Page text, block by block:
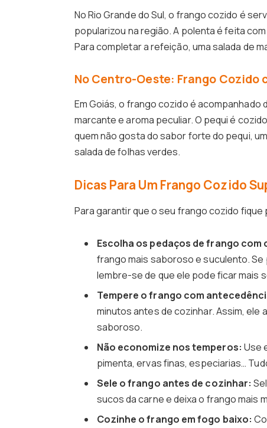
No Rio Grande do Sul, o frango cozido é
popularizou na região. A polenta é feita
Para completar a refeição, uma salada de
No Centro-Oeste: Frango Cozido
Em Goiás, o frango cozido é
marcante e aroma peculiar. O pequi é
quem não gosta do sabor forte do pequi,
salada de folhas verdes.
Dicas Para Um Frango Cozido
Para garantir que o seu frango cozido
Escolha os pedaços de frango com
frango mais saboroso e suculento.
lembre-se de que ele pode ficar mais
Tempere o frango com
minutos antes de cozinhar. Assim,
saboroso.
Não economize nos temperos: Use
pimenta, ervas finas, especiarias…
Sele o frango antes de cozinhar:
sucos da carne e deixa o frango mais
Cozinhe o frango em fogo baixo: